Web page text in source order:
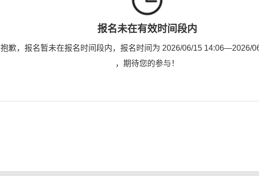
报名未在有效时间段内
抱歉，报名暂未在报名时间段内，报名时间为 2026/06/15 14:06—2026/
，期待您的参与！